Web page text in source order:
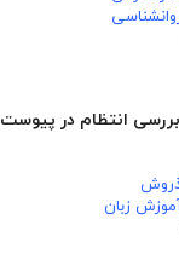
انتظام در پیوست
زبان